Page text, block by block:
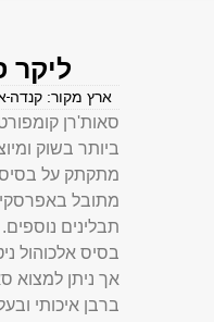
ליקר
ארץ מקור: קנדה
סאות'רן
מתקתק על בסיס
מתובל
תבלינים
בסיס אלכוהול
אך ניתן למצוא
ברבן איכותי